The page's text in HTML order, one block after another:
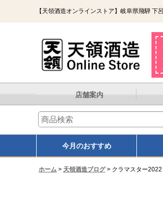
【天領酒造オンラインストア】岐阜県飛騨
店舗案内
オンザロック
今月のおすすめ
ホーム > 天領酒造ブログ > クラマスター